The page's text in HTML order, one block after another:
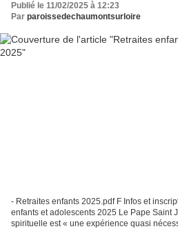
Publié le 11/02/2025 à 12:23
Par paroissedechaumontsurloire
- Retraites enfants 2025.pdf F Infos et
enfants et adolescents 2025 Le Pape Saint
spirituelle est « une expérience quasi